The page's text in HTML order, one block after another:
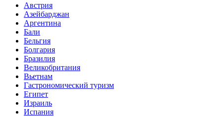
Австрия
Азейбарджан
Аргентина
Бали
Бельгия
Болгария
Бразилия
Великобритания
Вьетнам
Гастрономический туризм
Египет
Израиль
Испания